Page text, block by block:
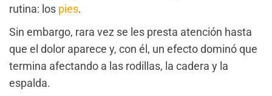
rutina: los pies.
Sin embargo, rara vez se les presta atención hasta
que el dolor aparece y, con él, un efecto dominó que
termina afectando a las rodillas, la cadera y la
espalda.